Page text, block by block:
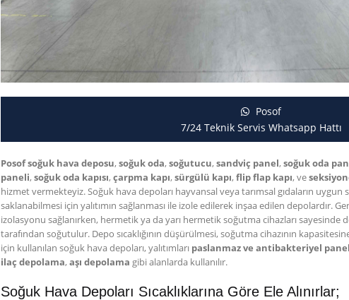
Posof
7/24 Teknik Servis Whatsapp Hattı
Posof soğuk hava deposu,soğuk oda,soğutucu,sandviç panel,soğuk oda
paneli,soğuk oda kapısı,çarpma kapı,sürgülü kapı,flip flap kapı, ve
hizmet vermekteyiz. Soğuk hava depoları hayvansal veya tarımsal gıdaların uygun
saklanabilmesi için yalıtımın sağlanması ile izole edilerek inşaa edilen depolardır.
izolasyonu sağlanırken, hermetik ya da yarı hermetik soğutma cihazları
tarafından soğutulur. Depo sıcaklığının düşürülmesi, soğutma cihazının
için kullanılan soğuk hava depoları, yalıtımları paslanmaz ve antibakteriyel panel
ilaç depolama,aşı depolama gibi alanlarda kullanılır.
Soğuk Hava Depoları Sıcaklıklarına Göre Ele Alınırlar;